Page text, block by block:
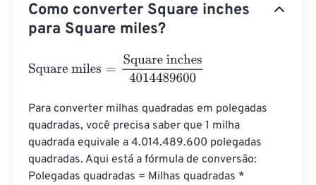
Como converter Square inches
para Square miles?
Square miles Square inches4014489600
Para converter milhas quadradas em polegadas
quadradas, você precisa saber que 1 milha
quadrada equivale a 4.014.489.600 polegadas
quadradas. Aqui está a fórmula de conversão:
Polegadas quadradas = Milhas quadradas *